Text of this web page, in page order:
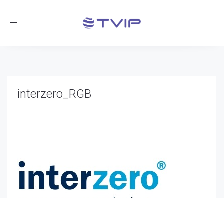
Toggle
interzero_RGB